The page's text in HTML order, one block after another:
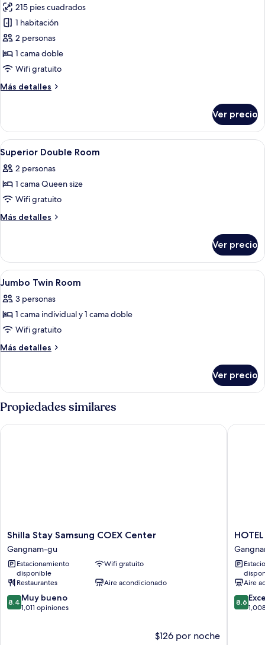
(Parking
Not
Available)
fotos
de
Habitación
doble
estándar
(Parking
Not
215 pies cuadrados
1 habitación
2 personas
1 cama doble
Wifi gratuito
Más detalles
Más
doble
estándar
(Parking
Not
Available)
Ver precio
Abrir
todas
las
fotos
de
Superior
Ropa de cama de alta calidad y caja
8
Superior Double Room
2 personas
1 cama Queen size
Wifi gratuito
Más detalles
Más
Double
Room
Ver precio
Abrir
todas
las
fotos
de
Jumbo
Ropa de cama de alta calidad y caja
9
Jumbo Twin Room
3 personas
1 cama individual y 1 cama doble
Wifi gratuito
Más detalles
Más
Twin
Room
Ver precio
Propiedades similares
Shilla
Stay
Samsung
COEX
Center
Gangnam-
gu
Shilla Stay Samsung COEX Center
Gangnam-gu
Estacionamiento
disponible
Wifi gratuito
Restaurantes
Aire acondicionado
8.4
de
8.4 Muy bueno
1,011 opiniones
$126 por noche
Shilla Stay Samsung COEX Center
HOTEL
in
9
guAire
8.6
de
8.6
HOTEL